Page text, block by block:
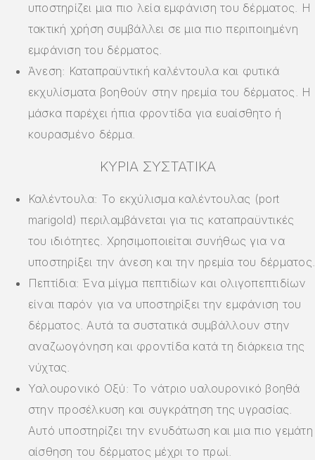
υποστηρίζει μια πιο λεία εμφάνιση του δέρματος. Η
τακτική χρήση συμβάλλει σε μια πιο περιποιημένη
εμφάνιση του δέρματος.
Άνεση: Καταπραϋντική καλέντουλα και φυτικά
εκχυλίσματα βοηθούν στην ηρεμία του δέρματος. Η
μάσκα παρέχει ήπια φροντίδα για ευαίσθητο ή
κουρασμένο δέρμα.
ΚΎΡΙΑ ΣΥΣΤΑΤΙΚΆ
Καλέντουλα: Το εκχύλισμα καλέντουλας (port
marigold) περιλαμβάνεται για τις καταπραϋντικές
του ιδιότητες. Χρησιμοποιείται συνήθως για να
υποστηρίξει την άνεση και την ηρεμία του δέρματος.
Πεπτίδια: Ένα μίγμα πεπτιδίων και ολιγοπεπτιδίων
είναι παρόν για να υποστηρίξει την εμφάνιση του
δέρματος. Αυτά τα συστατικά συμβάλλουν στην
αναζωογόνηση και φροντίδα κατά τη διάρκεια της
νύχτας.
Υαλουρονικό Οξύ: Το νάτριο υαλουρονικό βοηθά
στην προσέλκυση και συγκράτηση της υγρασίας.
Αυτό υποστηρίζει την ενυδάτωση και μια πιο γεμάτη
αίσθηση του δέρματος μέχρι το πρωί.